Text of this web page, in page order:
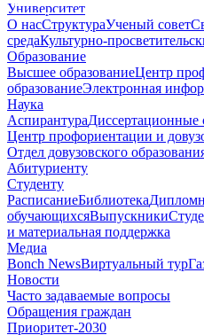
Университет
О насСтруктураУченый совет
средаКультурно-
Образование
Высшее образованиеЦентр
образованиеЭлектронная
Наука
АспирантураДиссертационные
Центр профориентации и
Отдел довузовского
Абитуриенту
Студенту
РасписаниеБиблиотека
обучающихсяВыпускники
и материальная поддержка
Медиа
Bonch NewsВиртуальный тур
Новости
Часто задаваемые вопросы
Обращения граждан
Приоритет-2030